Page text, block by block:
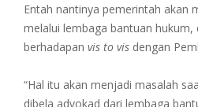
Entah nantinya pemerintah akan
melalui lembaga bantuan hukum,
berhadapan vis to vis dengan
“Hal itu akan menjadi masalah
dibela advokad dari lembaga